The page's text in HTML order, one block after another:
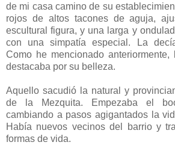
de mi casa camino de su
rojos de altos tacones de aguja,
escultural figura, y una larga y
con una simpatía especial. La
Como he mencionado anteriormente,
destacaba por su belleza.
Aquello sacudió la natural y
de la Mezquita. Empezaba el
cambiando a pasos agigantados la
Había nuevos vecinos del barrio y
formas de vida.